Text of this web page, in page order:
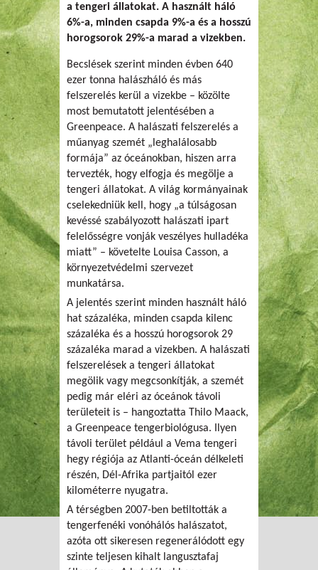
a tengeri állatokat. A használt háló
6%-a, minden csapda 9%-a és a hosszú
horogsorok 29%-a marad a vizekben.
Becslések szerint minden évben 640
ezer tonna halászháló és más
felszerelés kerül a vizekbe – közölte
most bemutatott jelentésében a
Greenpeace. A halászati felszerelés a
műanyag szemét „leghalálosabb
formája” az óceánokban, hiszen arra
tervezték, hogy elfogja és megölje a
tengeri állatokat. A világ kormányainak
cselekedniük kell, hogy „a túlságosan
kevéssé szabályozott halászati ipart
felelősségre vonják veszélyes hulladéka
miatt” – követelte Louisa Casson, a
környezetvédelmi szervezet
munkatársa.
A jelentés szerint minden használt háló
hat százaléka, minden csapda kilenc
százaléka és a hosszú horogsorok 29
százaléka marad a vizekben. A halászati
felszerelések a tengeri állatokat
megölik vagy megcsonkítják, a szemét
pedig már eléri az óceánok távoli
területeit is – hangoztatta Thilo Maack,
a Greenpeace tengerbiológusa. Ilyen
távoli terület például a Vema tengeri
hegy régiója az Atlanti-óceán délkeleti
részén, Dél-Afrika partjaitól ezer
kilométerre nyugatra.
A térségben 2007-ben betiltották a
tengerfenéki vonóhálós halászatot,
azóta ott sikeresen regenerálódott egy
szinte teljesen kihalt langusztafaj